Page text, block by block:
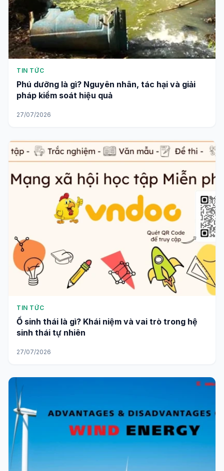
TIN TỨC
Phú dưỡng là gì? Nguyên nhân, tác hại và giải
pháp kiểm soát hiệu quả
27/07/2026
TIN TỨC
Ổ sinh thái là gì? Khái niệm và vai trò trong hệ
sinh thái tự nhiên
27/07/2026